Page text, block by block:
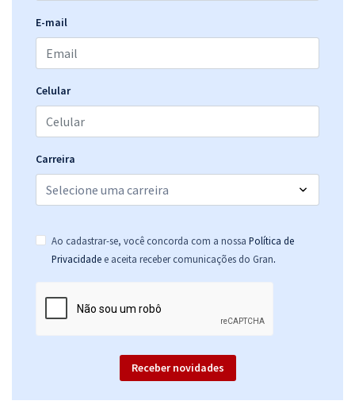
E-mail
Celular
Carreira
Ao cadastrar-se, você concorda com a nossa Política de
Privacidade e aceita receber comunicações do Gran.
Receber novidades